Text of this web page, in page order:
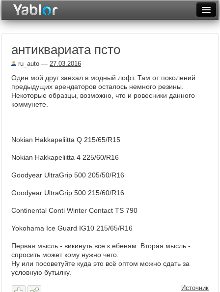
Неделя
Рейтинги
антиквариата псто
ru_auto — 27.03.2016
Один мой друг заехал в модный лофт. Там от поколений
предыдущих арендаторов осталось немного резины.
Некоторые образцы, возможно, что и ровесники данного
коммунете.
Nokian Hakkapeliitta Q 215/65/R15
Nokian Hakkapeliitta 4 225/60/R16
Goodyear UltraGrip 500 205/50/R16
Goodyear UltraGrip 500 215/60/R16
Continental Conti Winter Contact TS 790
Yokohama Ice Guard IG10 215/65/R16
Первая мысль - викинуть все к ебеням. Вторая мысль -
спросить может кому нужно чего.
Ну или посоветуйте куда это всё оптом можно сдать за
условную бутылку.
Источник